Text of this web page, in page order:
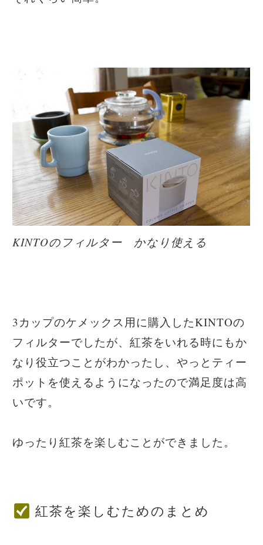
KINTOのフィルター かなり使える
3カップのケメックス用に購入したKINTOの
フィルターでしたが、紅茶をいれる時にもか
なり役立つことがわかったし、やっとティー
ポットを使えるようになったので満足度は高
いです。
ゆったり紅茶を楽しむことができました。
紅茶を楽しむためのまとめ